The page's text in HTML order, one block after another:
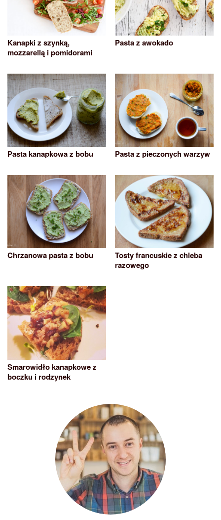
Kanapki z szynką,
mozzarellą i pomidorami
Pasta z awokado
Pasta kanapkowa z bobu Pasta z pieczonych warzyw
Chrzanowa pasta z bobu
Tosty francuskie z chleba
razowego
Smarowidło kanapkowe z
boczku i rodzynek